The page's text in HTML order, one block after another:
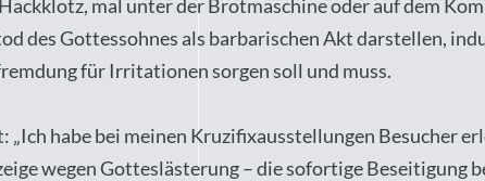
mal unter der Brotmaschine oder auf dem
des Gottessohnes als barbarischen Akt darstellen,
für Irritationen sorgen soll und muss.
habe bei meinen Kruzifixausstellungen Besucher
wegen Gotteslästerung – die sofortige Beseitigung